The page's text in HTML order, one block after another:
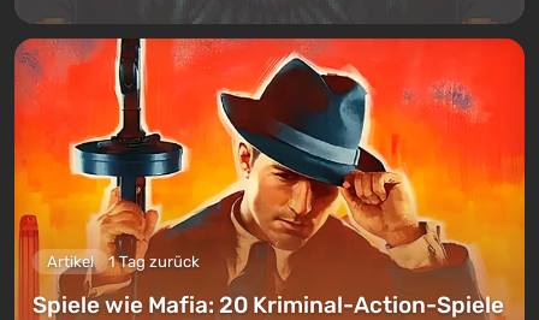
Artikel 1 Tag zurück
Spiele wie Mafia: 20 Kriminal-Action-Spiele